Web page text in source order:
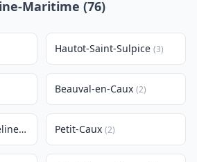
Maritime (76)
Hautot-Saint-Sulpice (3)
Beauval-en-Caux (2)
Touffreville-la-Corbeline
(2) Petit-Caux (2)